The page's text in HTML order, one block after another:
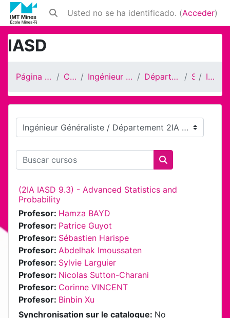
Salta al contenido principal
Selector de búsqueda de entrada
Usted no se ha identificado. (Acceder)
IASD
Página Principal Cursos Ingénieur Généraliste Département 2IA S9 IASD
Categorías
Buscar cursos
Buscar cursos
(2IA IASD 9.3) - Advanced Statistics and
Probability
Profesor: Hamza BAYD
Profesor: Patrice Guyot
Profesor: Sébastien Harispe
Profesor: Abdelhak Imoussaten
Profesor: Sylvie Larguier
Profesor: Nicolas Sutton-Charani
Profesor: Corinne VINCENT
Profesor: Binbin Xu
Synchronisation sur le catalogue: No